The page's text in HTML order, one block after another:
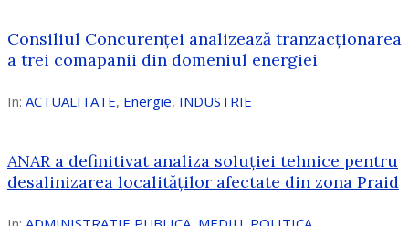
Consiliul Concurenţei analizează tranzacționarea
a trei comapanii din domeniul energiei
In: ACTUALITATE, Energie, INDUSTRIE
ANAR a definitivat analiza soluției tehnice pentru
desalinizarea localităților afectate din zona Praid